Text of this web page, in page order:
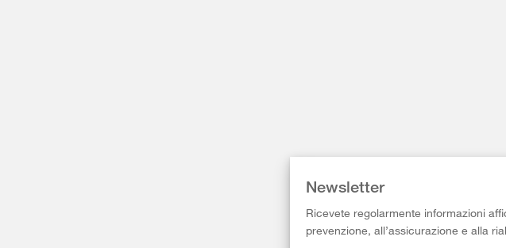
Newsletter
Ricevete regolarmente informazioni
prevenzione, all’assicurazione e alla